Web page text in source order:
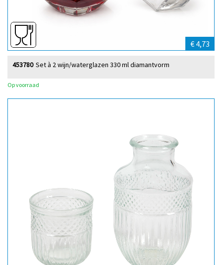
€ 4,73
Set à 2 wijn/waterglazen 330 ml diamantvorm
453780
Op voorraad